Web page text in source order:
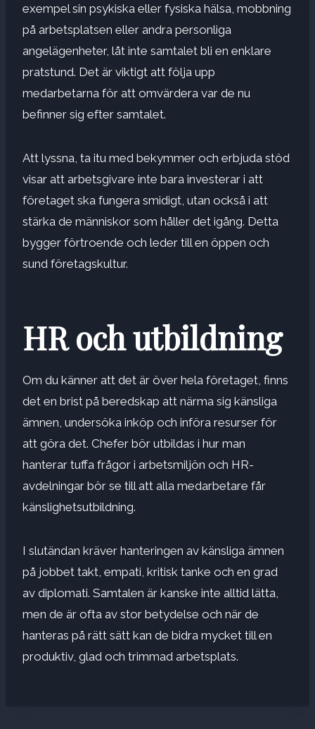
exempel sin psykiska eller fysiska hälsa, mobbning
på arbetsplatsen eller andra personliga
angelägenheter, låt inte samtalet bli en enklare
pratstund. Det är viktigt att följa upp
medarbetarna för att omvärdera var de nu
befinner sig efter samtalet.
Att lyssna, ta itu med bekymmer och erbjuda stöd
visar att arbetsgivare inte bara investerar i att
företaget ska fungera smidigt, utan också i att
stärka de människor som håller det igång. Detta
bygger förtroende och leder till en öppen och
sund företagskultur.
HR och utbildning
Om du känner att det är över hela företaget, finns
det en brist på beredskap att närma sig känsliga
ämnen, undersöka inköp och införa resurser för
att göra det. Chefer bör utbildas i hur man
hanterar tuffa frågor i arbetsmiljön och HR-
avdelningar bör se till att alla medarbetare får
känslighetsutbildning.
I slutändan kräver hanteringen av känsliga ämnen
på jobbet takt, empati, kritisk tanke och en grad
av diplomati. Samtalen är kanske inte alltid lätta,
men de är ofta av stor betydelse och när de
hanteras på rätt sätt kan de bidra mycket till en
produktiv, glad och trimmad arbetsplats.